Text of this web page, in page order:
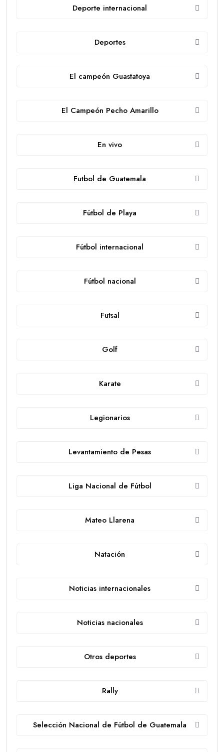
Deporte internacional
Deportes
El campeón Guastatoya
El Campeón Pecho Amarillo
En vivo
Futbol de Guatemala
Fútbol de Playa
Fútbol internacional
Fútbol nacional
Futsal
Golf
Karate
Legionarios
Levantamiento de Pesas
Liga Nacional de Fútbol
Mateo Llarena
Natación
Noticias internacionales
Noticias nacionales
Otros deportes
Rally
Selección Nacional de Fútbol de Guatemala